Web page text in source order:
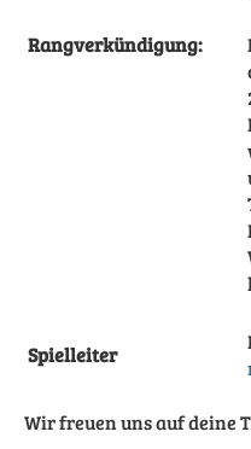
Rangverkündigung:
Spielleiter
Wir freuen uns auf deine